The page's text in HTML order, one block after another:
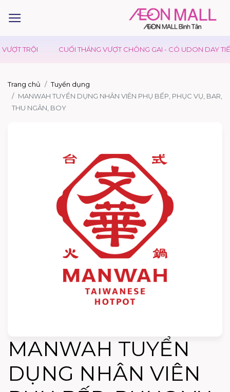
TRỘI CUỐI THÁNG VƯỢT CHÔNG GAI - CÓ UDON DAY TIẾP
Trang chủ
Tuyển dụng
MANWAH TUYỂN DỤNG NHÂN VIÊN PHỤ BẾP, PHỤC VỤ, BAR,
THU NGÂN, BOY
MANWAH TUYỂN
DỤNG NHÂN VIÊN